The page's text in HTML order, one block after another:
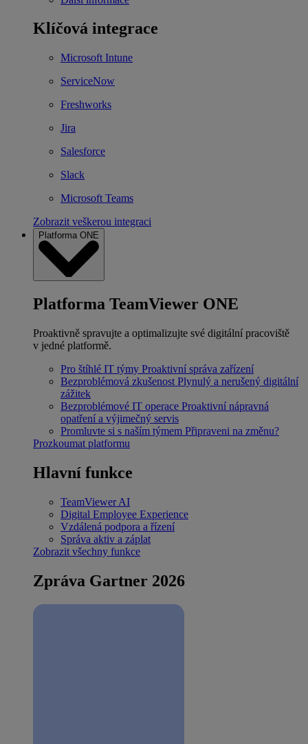
Klíčová integrace
Microsoft Intune
ServiceNow
Freshworks
Jira
Salesforce
Slack
Microsoft Teams
Zobrazit veškerou integraci
Platforma ONE
Platforma TeamViewer ONE
Proaktivně spravujte a optimalizujte své digitální pracoviště
v jedné platformě.
Pro štíhlé IT týmy Proaktivní správa zařízení
Bezproblémová zkušenost Plynulý a nerušený digitální
zážitek
Bezproblémové IT operace Proaktivní nápravná
opatření a výjimečný servis
Promluvte si s naším týmem Připraveni na změnu?
Prozkoumat platformu
Hlavní funkce
TeamViewer AI
Digital Employee Experience
Vzdálená podpora a řízení
Správa aktiv a záplat
Zobrazit všechny funkce
Zpráva Gartner 2026